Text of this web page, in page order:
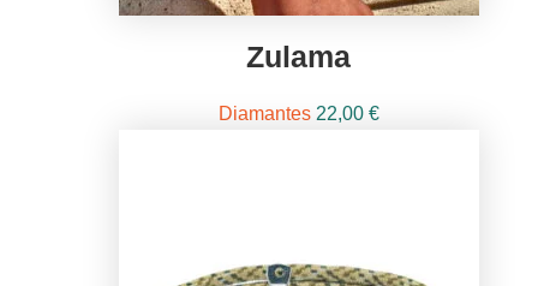
Zulama
Diamantes 22,00 €